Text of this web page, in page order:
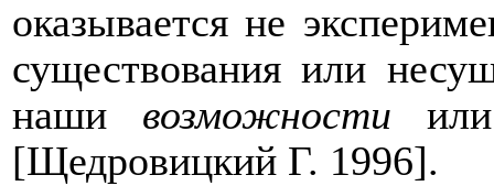
оказывается не
существования или
наши возможности
[Щедровицкий Г. 1996].